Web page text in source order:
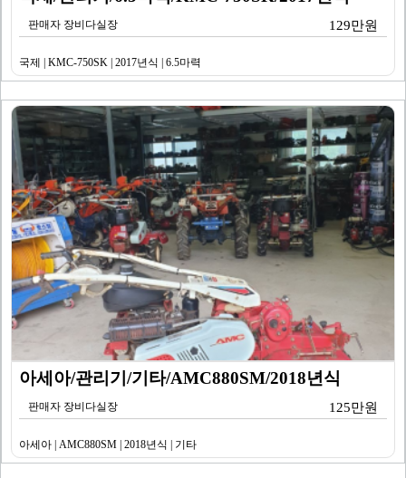
판매자 장비다실장 129만원
국제 | KMC-750SK | 2017년식 | 6.5마력
아세아/관리기/기타/AMC880SM/2018년식
판매자 장비다실장 125만원
아세아 | AMC880SM | 2018년식 | 기타